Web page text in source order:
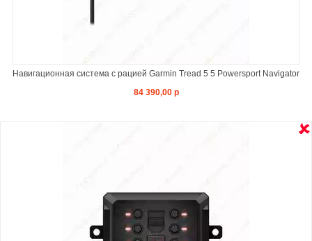
Навигационная система с рацией Garmin Tread 5 5 Powersport Navigator
84 390,00 р